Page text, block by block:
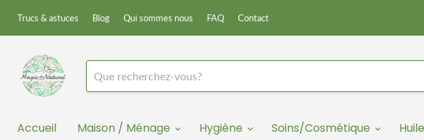
Trucs & astuces Blog Qui sommes nous FAQ Contact
Accueil Maison / Ménage Hygiène Soins/Cosmétique